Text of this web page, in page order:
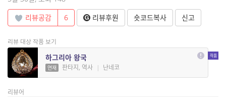
리뷰공감
6 리뷰후원 숏코드복사 신고
리뷰 대상 작품 보기
하그리아 왕국
연재 판타지, 역사 | 난네코
리뷰어